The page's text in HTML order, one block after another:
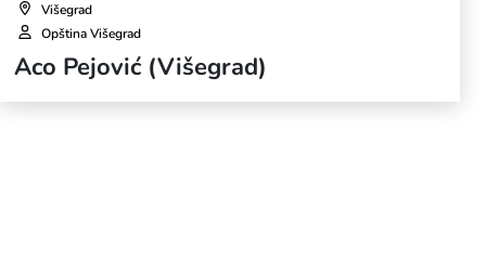
Višegrad
Opština Višegrad
Aco Pejović (Višegrad)